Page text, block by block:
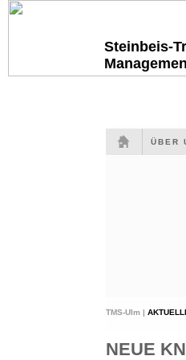
Steinbeis-
ÜBER
TMS-Ulm |
NEUE